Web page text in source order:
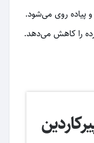
و پیاده روی می‌شود.
را کاهش می‌دهد.